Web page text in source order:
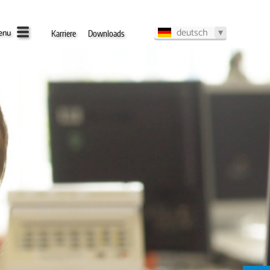
deutsch
Downloads
Karriere